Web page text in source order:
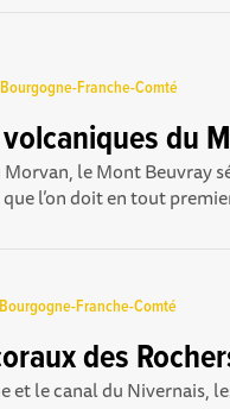
Franche-Comté
du
le Mont Beuvray
l’on doit en tout
Franche-Comté
des
et le canal du Nivernais,